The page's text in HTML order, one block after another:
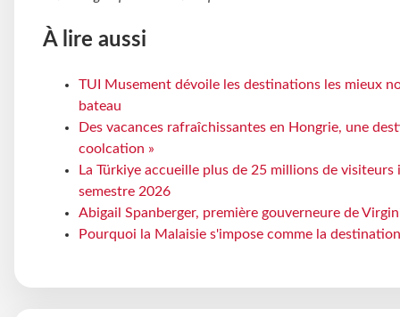
À lire aussi
TUI Musement dévoile les destinations les mieux
bateau
Des vacances rafraîchissantes en Hongrie, une
coolcation »
La Türkiye accueille plus de 25 millions de
semestre 2026
Abigail Spanberger, première gouverneure de
Pourquoi la Malaisie s'impose comme la